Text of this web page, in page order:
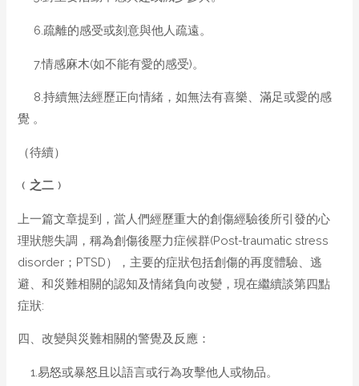
6.疏離的感受或刻意與他人疏遠。
7.情感麻木(如不能有愛的感受)。
8.持續無法經歷正向情緒，如無法有喜樂、滿足或愛的感
覺 。
（待續）
﹙之二 ﹚
上一篇文章提到，當人們經歷重大的創傷經驗後所引發的心
理狀態失調，稱為創傷後壓力症候群(Post-traumatic stress
disorder；PTSD），主要的症狀包括創傷的再度體驗、逃
避、和災難相關的認知及情緒負向改變，現在繼續談第四點
症狀:
四、改變與災難相關的警覺及反應：
1.易怒或暴怒且以語言或行為攻擊他人或物品。